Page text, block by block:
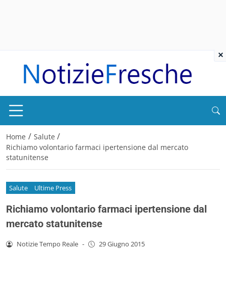
Home / Salute /
Richiamo volontario farmaci ipertensione dal mercato
statunitense
Salute Ultime Press
Richiamo volontario farmaci ipertensione dal
mercato statunitense
Notizie Tempo Reale - 29 Giugno 2015
×